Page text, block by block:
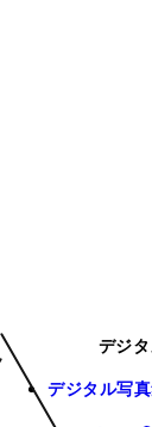
デジ
デジタル写